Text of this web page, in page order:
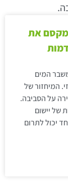
את
המים
המיחזור של
על הסביבה.
של יישום
יכול לתרום